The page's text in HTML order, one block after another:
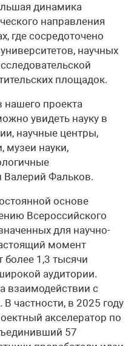
динамика
направления
где сосредоточено
научных
площадок.
нашего проекта
увидеть науку в
научные центры,
музеи науки,
Валерий Фальков.
основе
Всероссийского
для научно-
момент
более 1,3 тысячи
аудитории.
взаимодействии с
частности, в 2025 году
акселератор по
57